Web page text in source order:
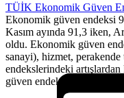
TÜİK Ekonomik Güven
Ekonomik güven endeksi
Kasım ayında 91,3 iken,
oldu. Ekonomik güven
sanayi), hizmet,
endekslerindeki
güven endeksi 108,7